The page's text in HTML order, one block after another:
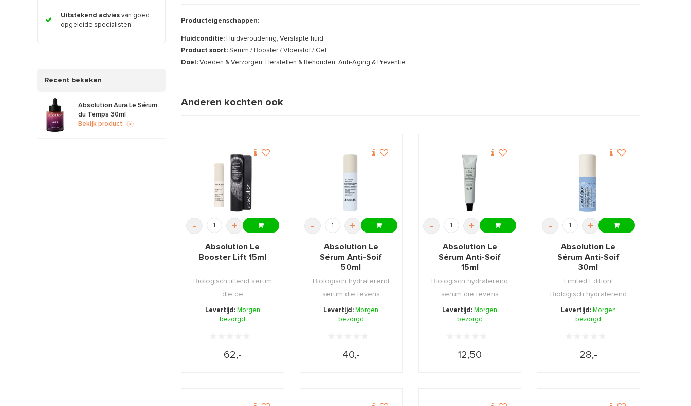
Uitstekend advies van goed
opgeleide specialisten
Recent bekeken
Absolution Aura Le Sérum
du Temps 30ml
Bekijk product
Producteigenschappen:
Huidconditie: Huidveroudering, Verslapte huid
Product soort: Serum / Booster / Vloeistof / Gel
Doel: Voeden & Verzorgen, Herstellen & Behouden, Anti-Aging & Preventie
Anderen kochten ook
- +
Absolution Le
Booster Lift 15ml
Biologisch liftend serum
die de
gezichtscontouren
opnieuw de ...
Levertijd: Morgen
bezorgd
62,-
- +
Absolution Le
Sérum Anti-Soif
50ml
Biologisch hydraterend
serum die tevens
beschermt tegen scha ...
Levertijd: Morgen
bezorgd
40,-
- +
Absolution Le
Sérum Anti-Soif
15ml
Biologisch hydraterend
serum die tevens
beschermt tegen scha ...
Levertijd: Morgen
bezorgd
12,50
- +
Absolution Le
Sérum Anti-Soif
30ml
Limited Edition!
Biologisch hydraterend
serum die tevens bes ...
Levertijd: Morgen
bezorgd
28,-